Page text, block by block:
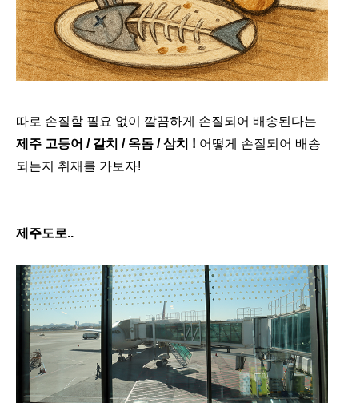
따로 손질할 필요 없이 깔끔하게 손질되어 배송된다는
제주 고등어 / 갈치 / 옥돔 / 삼치 ! 어떻게 손질되어 배송
되는지 취재를 가보자!
제주도로..